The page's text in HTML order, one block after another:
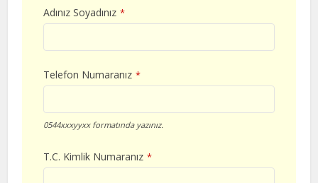
Adınız Soyadınız *
Telefon Numaranız *
0544xxxyyxx formatında yazınız.
T.C. Kimlik Numaranız *